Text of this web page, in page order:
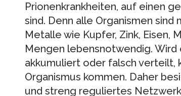
Prionenkrankheiten, auf einen
sind. Denn alle Organismen
Metalle wie Kupfer, Zink, Eisen,
Mengen lebensnotwendig.
akkumuliert oder falsch verteilt,
Organismus kommen. Daher
und streng reguliertes